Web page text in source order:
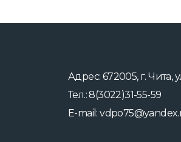
Адрес: 672005, г. Чита,
Тел.: 8(3022)31-55-59
E-mail: